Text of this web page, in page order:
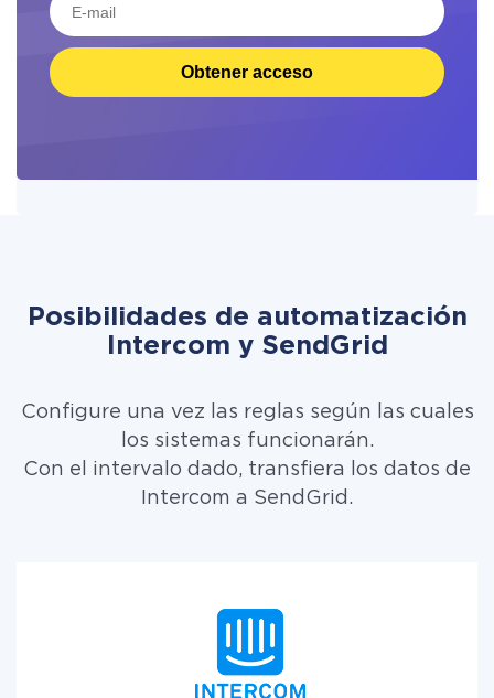
Obtener acceso
Posibilidades de automatización
Intercom y SendGrid
Configure una vez las reglas según las cuales
los sistemas funcionarán.
Con el intervalo dado, transfiera los datos de
Intercom a SendGrid.